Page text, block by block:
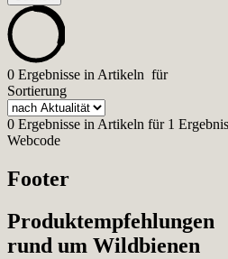
0 Ergebnisse in Artikeln für
Sortierung
0 Ergebnisse in Artikeln für 1
Webcode
Footer
Produktempfehlungen
rund um Wildbienen